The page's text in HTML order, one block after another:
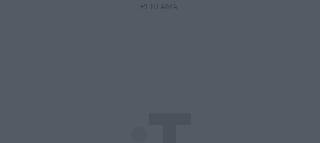
REKLAMA